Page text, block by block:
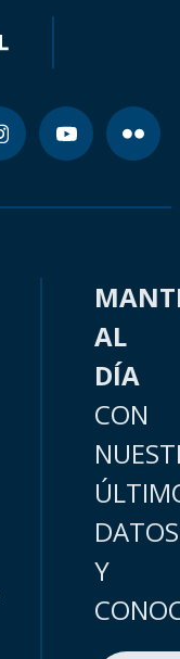
AL
DÍA
CON
DATOS
Y